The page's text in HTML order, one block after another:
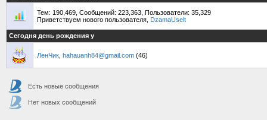
Тем: 190,469, Сообщений: 223,363, Пользователи: 35,329
Приветствуем нового пользователя, DzamaUselt
Сегодня день рождения у
ЛенЧик hahauanh84@gmail.com (46)
Есть новые сообщения
Нет новых сообщений